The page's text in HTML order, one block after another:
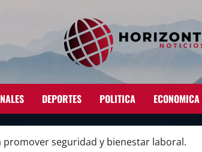
DEPORTES POLITICA ECONOMICA
promover seguridad y bienestar laboral.